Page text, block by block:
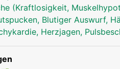
(Kraftlosigkeit,
Blutiger Auswurf,
Herzjagen,